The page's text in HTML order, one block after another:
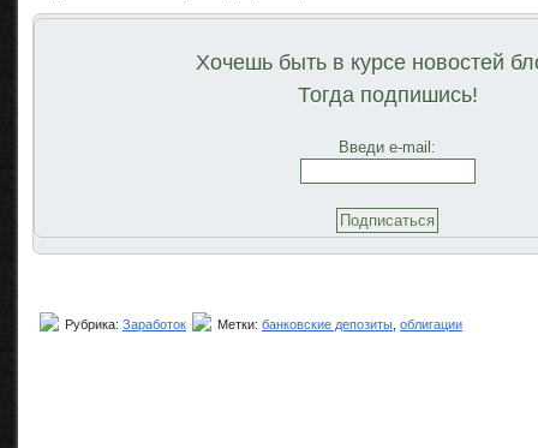
Хочешь быть в курсе новостей
Тогда подпишись!
Введи e-mail:
Рубрика: Заработок Метки: банковские депозиты облигации